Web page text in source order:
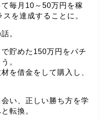
毎月10～50万円を稼
を達成することに。
。
貯めた150万円をパチ
。
を借金をして購入し、
い、正しい勝ち方を学
転換。